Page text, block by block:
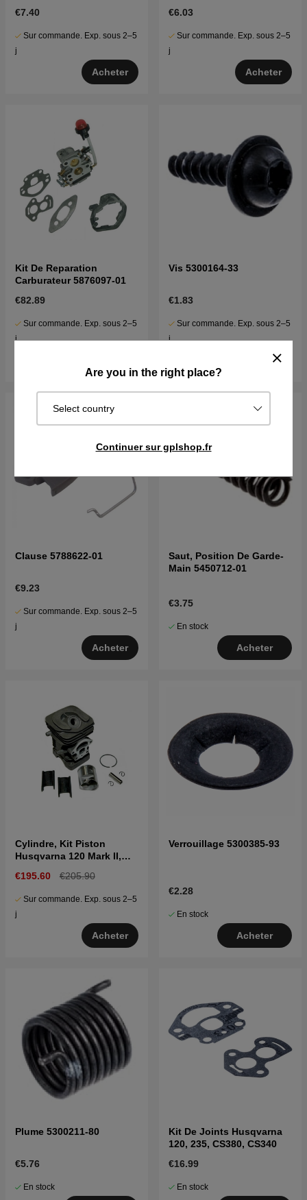
Are you in the right place?
Select country
Continuer sur gplshop.fr
€7.40
Sur commande. Exp. sous 2–5
j
Acheter
€6.03
Sur commande. Exp. sous 2–5
j
Acheter
Kit De Reparation
Carburateur 5876097-01
€82.89
Sur commande. Exp. sous 2–5
j
Vis 5300164-33
€1.83
Sur commande. Exp. sous 2–5
j
Acheter
Clause 5788622-01
€9.23
Sur commande. Exp. sous 2–5
j
Acheter
Saut, Position De Garde-
Main 5450712-01
€3.75
En stock
Acheter
Cylindre, Kit Piston
Husqvarna 120 Mark II,
€195.60 €205.90
Sur commande. Exp. sous 2–5
j
Acheter
Verrouillage 5300385-93
€2.28
En stock
Acheter
Plume 5300211-80
€5.76
En stock
Kit De Joints Husqvarna
120, 235, CS380, CS340
€16.99
En stock